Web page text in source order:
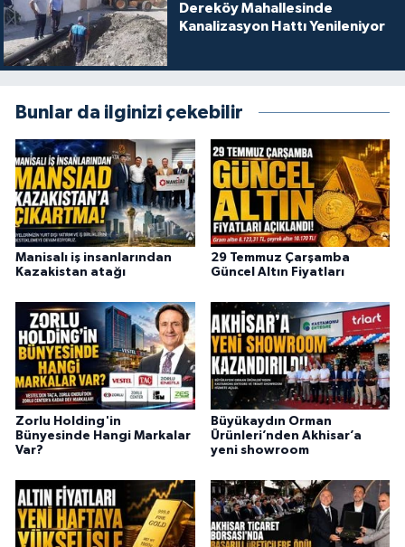
Dereköy Mahallesinde
Kanalizasyon Hattı Yenileniyor
Bunlar da ilginizi çekebilir
Manisalı iş insanlarından
Kazakistan atağı
29 Temmuz Çarşamba
Güncel Altın Fiyatları
Zorlu Holding'in
Bünyesinde Hangi Markalar
Var?
Büyükaydın Orman
Ürünleri’nden Akhisar’a
yeni showroom